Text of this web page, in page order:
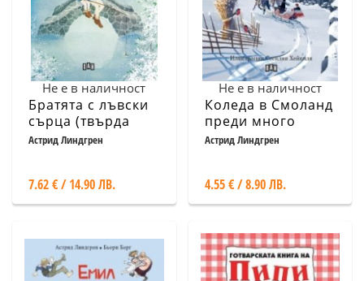
Не е в наличност
Братята с лъвски
сърца (твърда
корица)
Астрид Линдгрен
7.62 € / 14.90 ЛВ.
Не е в наличност
Коледа в Смоланд
преди много
години
Астрид Линдгрен
4.55 € / 8.90 ЛВ.